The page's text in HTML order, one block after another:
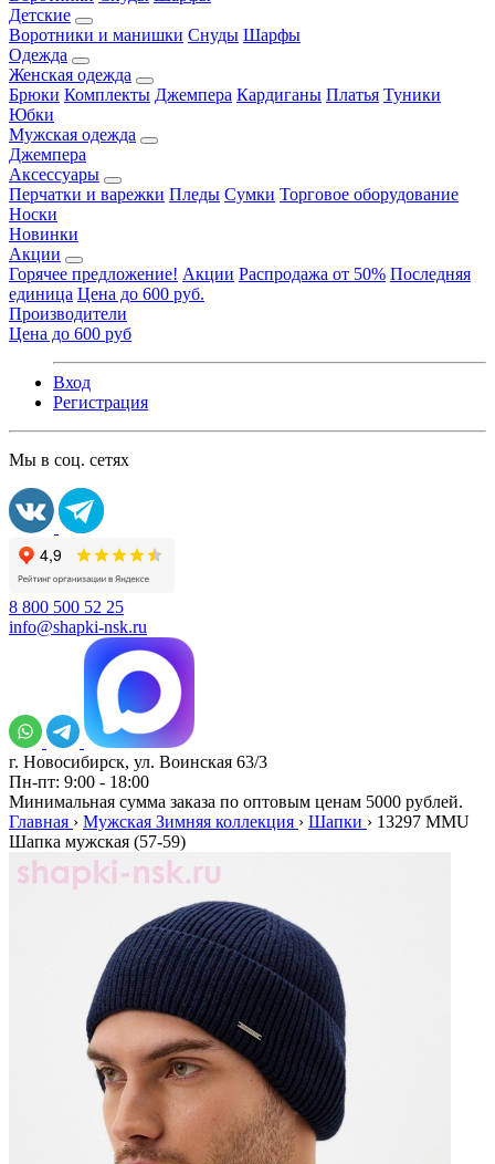
Детские
Воротники и манишки Снуды Шарфы
Одежда
Женская одежда
Брюки Комплекты Джемпера Кардиганы Платья Туники
Юбки
Мужская одежда
Джемпера
Аксессуары
Перчатки и варежки Пледы Сумки Торговое оборудование
Носки
Новинки
Акции
Горячее предложение! Акции Распродажа от 50% Последняя
единица Цена до 600 руб.
Производители
Цена до 600 руб
Вход
Регистрация
Мы в соц. сетях
8 800 500 52 25
info@shapki-nsk.ru
г. Новосибирск, ул. Воинская 63/3
Пн-пт: 9:00 - 18:00
Минимальная сумма заказа по оптовым ценам 5000 рублей.
Главная › Мужская Зимняя коллекция › Шапки › 13297 MMU
Шапка мужская (57-59)